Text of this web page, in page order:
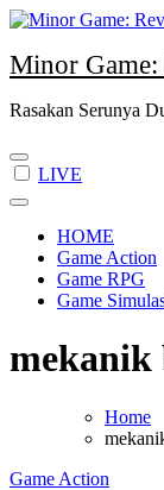
Skip
content
Minor Game:
Rasakan Serunya
LIVE
HOME
Game Action
Game RPG
Game
Home
Game Action